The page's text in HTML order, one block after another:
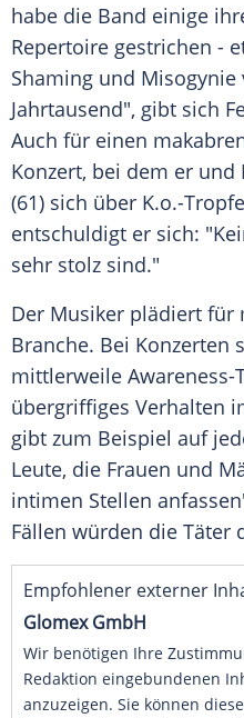
habe die Band einige
Repertoire gestrichen -
Shaming und Misogynie
Jahrtausend", gibt sich
Auch für einen
Konzert, bei dem er und
(61) sich über K.o.-
entschuldigt er sich:
sehr stolz sind."
Der Musiker plädiert für
Branche. Bei Konzerten
mittlerweile Awareness-
übergriffiges Verhalten
gibt zum Beispiel auf
Leute, die Frauen und
intimen Stellen
Fällen würden die Täter
Empfohlener externer
Glomex GmbH
Wir benötigen Ihre
Redaktion eingebundenen
anzuzeigen. Sie können